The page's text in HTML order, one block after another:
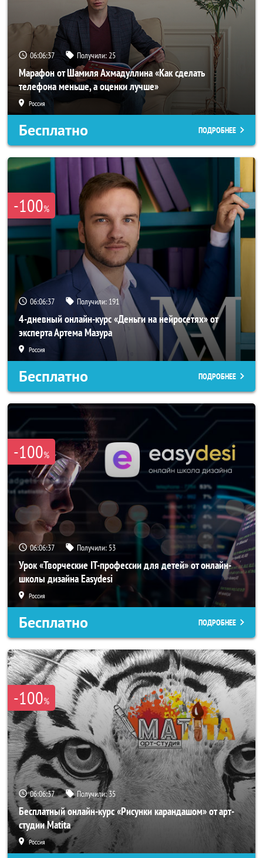
06:06:34 Получили:25
Марафон от Шамиля Ахмадуллина «Как сделать
телефона меньше, а оценки лучше»
Россия
Бесплатно ПОДРОБНЕЕ
-100%
06:06:34 Получили: 191
4-дневный онлайн-курс «Деньги на нейросетях» от
эксперта Артема Мазура
Россия
Бесплатно ПОДРОБНЕЕ
-100%
06:06:34 Получили: 53
Урок «Творческие IT-профессии для детей» от онлайн-
школы дизайна Easydesi
Россия
Бесплатно ПОДРОБНЕЕ
-100%
06:06:34 Получили:35
Бесплатный онлайн-курс «Рисунки карандашом» от арт-
студии Matita
Россия